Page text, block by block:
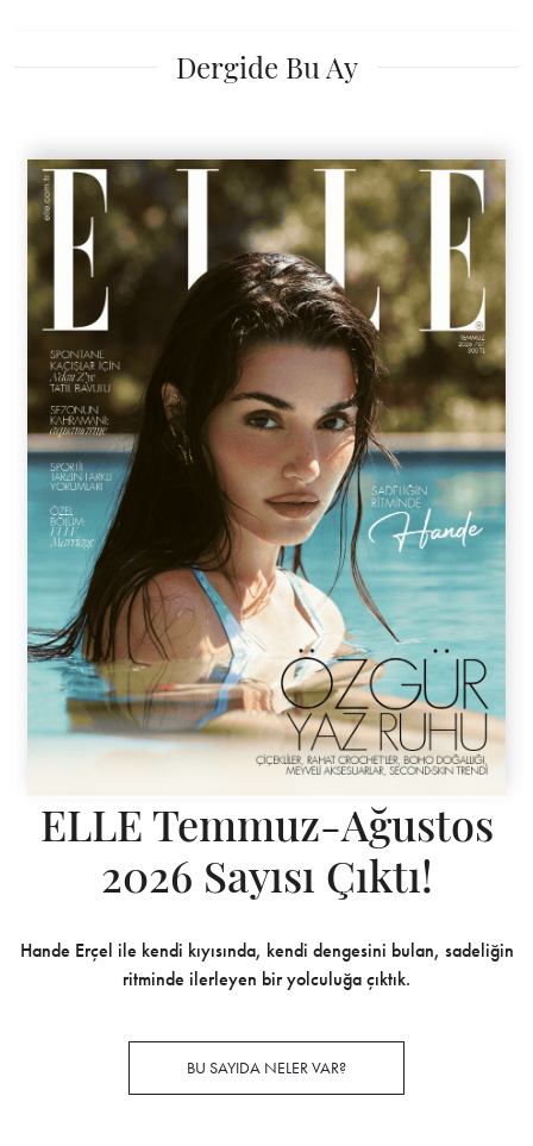
Dergide Bu Ay
ELLE Temmuz-Ağustos
2026 Sayısı Çıktı!
Hande Erçel ile kendi kıyısında, kendi dengesini bulan, sadeliğin
ritminde ilerleyen bir yolculuğa çıktık.
BU SAYIDA NELER VAR?